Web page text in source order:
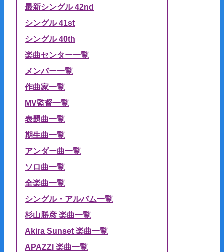
最新シングル 42nd
シングル 41st
シングル 40th
楽曲センター一覧
メンバー一覧
作曲家一覧
MV監督一覧
表題曲一覧
期生曲一覧
アンダー曲一覧
ソロ曲一覧
全楽曲一覧
シングル・アルバム一覧
杉山勝彦 楽曲一覧
Akira Sunset 楽曲一覧
APAZZI 楽曲一覧